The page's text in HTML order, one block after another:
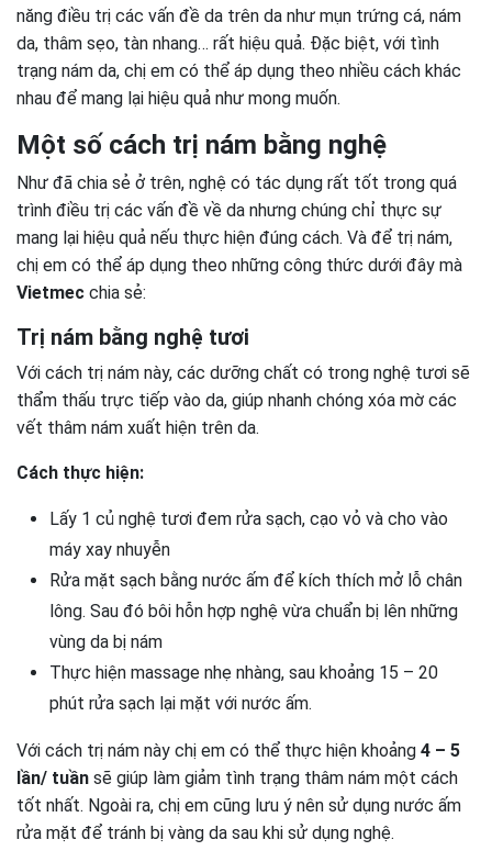
năng điều trị các vấn đề da trên da như mụn trứng cá, nám
da, thâm sẹo, tàn nhang… rất hiệu quả. Đặc biệt, với tình
trạng nám da, chị em có thể áp dụng theo nhiều cách khác
nhau để mang lại hiệu quả như mong muốn.
Một số cách trị nám bằng nghệ
Như đã chia sẻ ở trên, nghệ có tác dụng rất tốt trong quá
trình điều trị các vấn đề về da nhưng chúng chỉ thực sự
mang lại hiệu quả nếu thực hiện đúng cách. Và để trị nám,
chị em có thể áp dụng theo những công thức dưới đây mà
Vietmec chia sẻ:
Trị nám bằng nghệ tươi
Với cách trị nám này, các dưỡng chất có trong nghệ tươi sẽ
thẩm thấu trực tiếp vào da, giúp nhanh chóng xóa mờ các
vết thâm nám xuất hiện trên da.
Cách thực hiện:
Lấy 1 củ nghệ tươi đem rửa sạch, cạo vỏ và cho vào
máy xay nhuyễn
Rửa mặt sạch bằng nước ấm để kích thích mở lỗ chân
lông. Sau đó bôi hỗn hợp nghệ vừa chuẩn bị lên những
vùng da bị nám
Thực hiện massage nhẹ nhàng, sau khoảng 15 – 20
phút rửa sạch lại mặt với nước ấm.
Với cách trị nám này chị em có thể thực hiện khoảng 4 – 5
lần/ tuần sẽ giúp làm giảm tình trạng thâm nám một cách
tốt nhất. Ngoài ra, chị em cũng lưu ý nên sử dụng nước ấm
rửa mặt để tránh bị vàng da sau khi sử dụng nghệ.